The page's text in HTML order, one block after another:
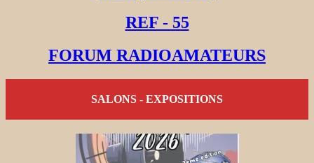
REF - 55
FORUM RADIOAMATEURS
SALONS - EXPOSITIONS